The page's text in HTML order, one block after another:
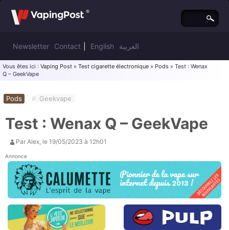
Newsletter Contact English العربية
Vous êtes ici : Vaping Post » Test cigarette électronique » Pods » Test : Wenax
Q – GeekVape
Test : Wenax Q – GeekVape
Pods # Geekvape
Par Alex, le 19/05/2023 à 12h01
Annonce